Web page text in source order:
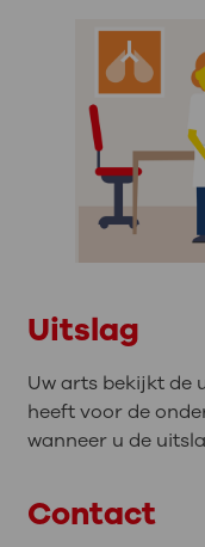
Uitslag
Uw arts bekijkt de
heeft voor de
wanneer u de
Contact